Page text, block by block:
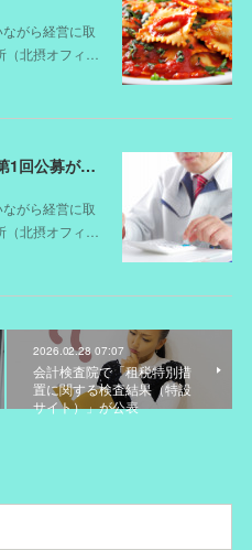
がら経営に取
（北摂オフィ…
新事業進出・ものづくり補助金第1回公募が開始されました（スケジュールが変更されました）
がら経営に取
（北摂オフィ…
2026.02.28 07:07
会計検査院で「租税特別措
置に関する検査結果（特設
サイト）」が公表